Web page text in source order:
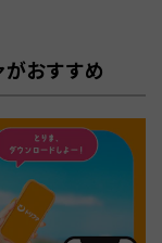
おすすめ